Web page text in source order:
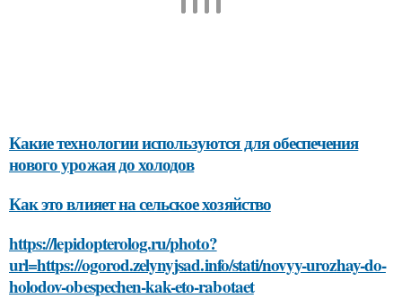
Какие технологии используются для обеспечения
нового урожая до холодов
Как это влияет на сельское хозяйство
https://lepidopterolog.ru/photo?
url=https://ogorod.zelynyjsad.info/stati/novyy-urozhay-do-
holodov-obespechen-kak-eto-rabotaet